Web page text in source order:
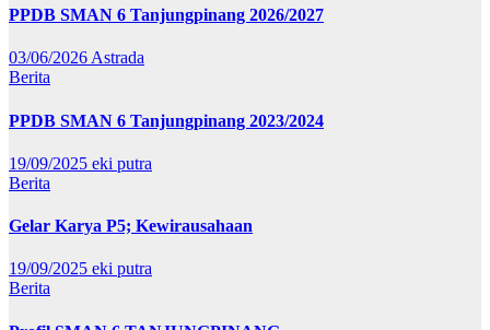
PPDB SMAN 6 Tanjungpinang 2026/2027
03/06/2026Astrada
Berita
PPDB SMAN 6 Tanjungpinang 2023/2024
19/09/2025 eki putra
Berita
Gelar Karya P5; Kewirausahaan
19/09/2025 eki putra
Berita